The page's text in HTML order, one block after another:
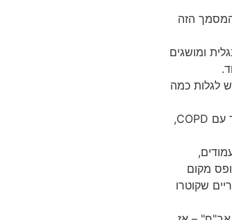
הזה
ומושגים
לגלות כמה
נתקלתי במהלך פעילותי באישה שנודע לה שאובחנה מתישהו בעבר עם COPD,
במטופל שלא היה לו מושג שבמסמך הרפואי שלו בן ה-6 עמודים,
מקום
שקוטרו